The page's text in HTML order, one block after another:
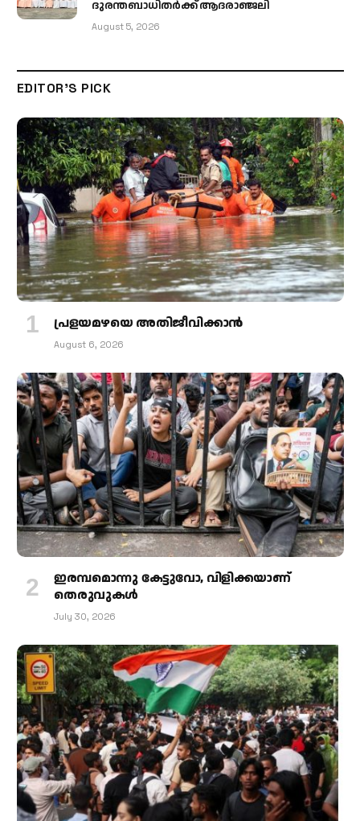
ദുരന്തബാധിതർക്ക് ആദരാഞ്ജലി
August 5, 2026
EDITOR'S PICK
പ്രളയമഴയെ അതിജീവിക്കാന്‍
August 6, 2026
ഇരമ്പമൊന്നു കേട്ടുവോ, വിളിക്കയാണ്
തെരുവുകള്‍
July 30, 2026